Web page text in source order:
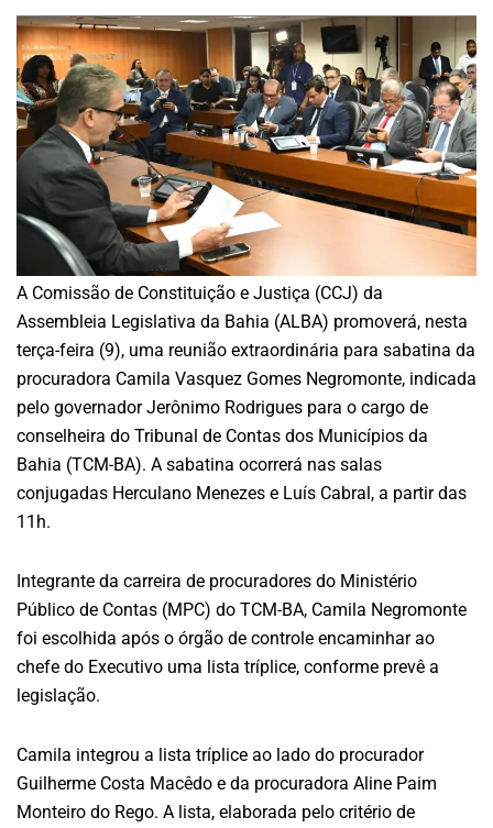
A Comissão de Constituição e Justiça (CCJ) da
Assembleia Legislativa da Bahia (ALBA) promoverá, nesta
terça-feira (9), uma reunião extraordinária para sabatina da
procuradora Camila Vasquez Gomes Negromonte, indicada
pelo governador Jerônimo Rodrigues para o cargo de
conselheira do Tribunal de Contas dos Municípios da
Bahia (TCM-BA). A sabatina ocorrerá nas salas
conjugadas Herculano Menezes e Luís Cabral, a partir das
11h.
Integrante da carreira de procuradores do Ministério
Público de Contas (MPC) do TCM-BA, Camila Negromonte
foi escolhida após o órgão de controle encaminhar ao
chefe do Executivo uma lista tríplice, conforme prevê a
legislação.
Camila integrou a lista tríplice ao lado do procurador
Guilherme Costa Macêdo e da procuradora Aline Paim
Monteiro do Rego. A lista, elaborada pelo critério de